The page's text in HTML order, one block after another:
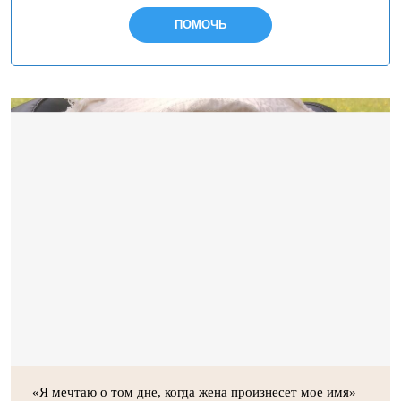
ПОМОЧЬ
«Я мечтаю о том дне, когда жена произнесет мое имя»